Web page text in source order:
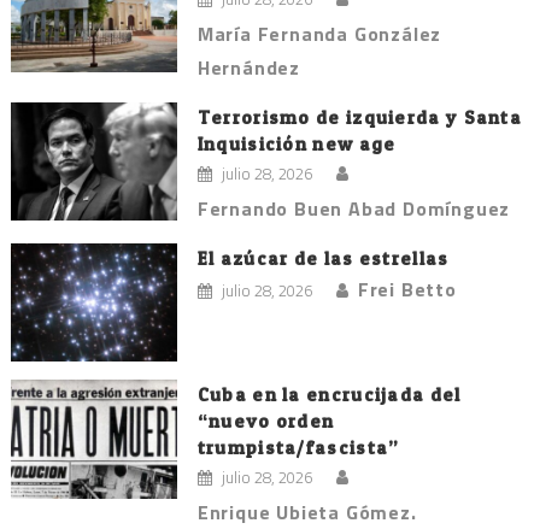
María Fernanda González
Hernández
Terrorismo de izquierda y Santa
Inquisición new age
julio 28, 2026
Fernando Buen Abad Domínguez
El azúcar de las estrellas
julio 28, 2026 Frei Betto
Cuba en la encrucijada del
“nuevo orden
trumpista/fascista”
julio 28, 2026
Enrique Ubieta Gómez.